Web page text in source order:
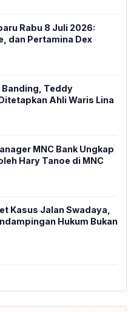
Rabu 8 Juli 2026:
dan Pertamina Dex
Banding, Teddy
Ahli Waris Lina
MNC Bank Ungkap
Hary Tanoe di MNC
Kasus Jalan Swadaya,
Hukum Bukan